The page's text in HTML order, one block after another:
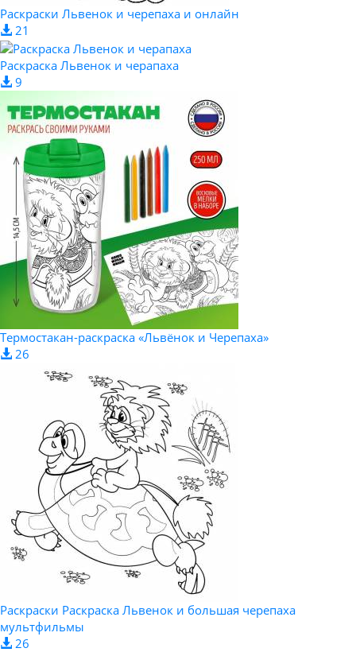
Раскраски Львенок и черепаха и онлайн
21
Раскраска Львенок и черапаха
9
Термостакан-раскраска «Львёнок и Черепаха»
26
Раскраски Раскраска Львенок и большая черепаха
мультфильмы
26